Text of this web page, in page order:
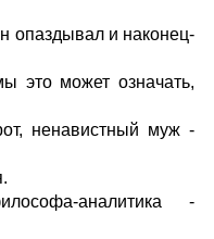
опаздывал и наконец-
это может означать,
ненавистный муж -
аналитика -